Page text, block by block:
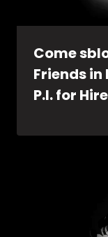
Come
Friends in
P.I. for Hire